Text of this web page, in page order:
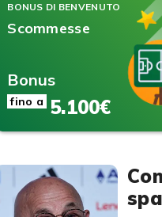
BONUS DI BENVENUTO
Scommesse
Bonus
fino a 5.100€